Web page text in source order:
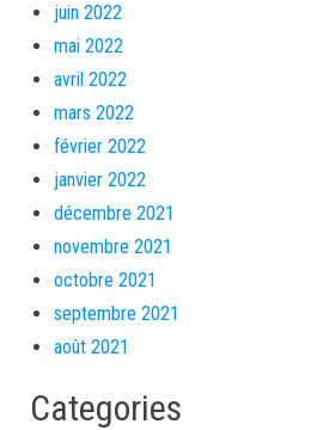
juin 2022
mai 2022
avril 2022
mars 2022
février 2022
janvier 2022
décembre 2021
novembre 2021
octobre 2021
septembre 2021
août 2021
Categories